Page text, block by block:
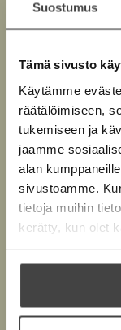
Suostumus
Tämä sivusto
Käytämme
räätälöimiseen,
tukemiseen ja
jaamme
alan
sivustoamme.
tietoja muihin
kerätty, kun olet
e
n
n
e
H
u
s
k
o
n
e
n
O
h
t
a
k
v
O
h
t
a
k
v